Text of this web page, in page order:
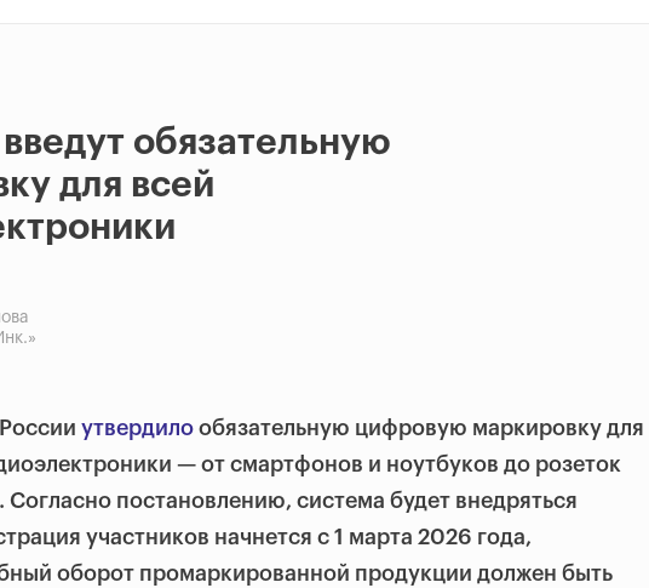
обязательную
для всей
утвердило обязательную цифровую маркировку для
— от смартфонов и ноутбуков до розеток
Согласно постановлению, система будет внедряться
участников начнется с 1 марта 2026 года,
оборот промаркированной продукции должен быть